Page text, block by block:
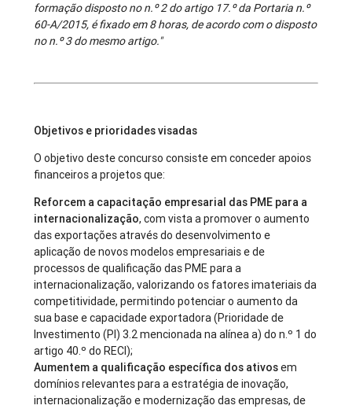
formação disposto no n.º 2 do artigo 17.º da Portaria n.º
60-A/2015, é fixado em 8 horas, de acordo com o disposto
no n.º 3 do mesmo artigo."
Objetivos e prioridades visadas
O objetivo deste concurso consiste em conceder apoios
financeiros a projetos que:
Reforcem a capacitação empresarial das PME para a
internacionalização, com vista a promover o aumento
das exportações através do desenvolvimento e
aplicação de novos modelos empresariais e de
processos de qualificação das PME para a
internacionalização, valorizando os fatores imateriais da
competitividade, permitindo potenciar o aumento da
sua base e capacidade exportadora (Prioridade de
Investimento (PI) 3.2 mencionada na alínea a) do n.º 1 do
artigo 40.º do RECI);
Aumentem a qualificação específica dos ativosem
domínios relevantes para a estratégia de inovação,
internacionalização e modernização das empresas, de